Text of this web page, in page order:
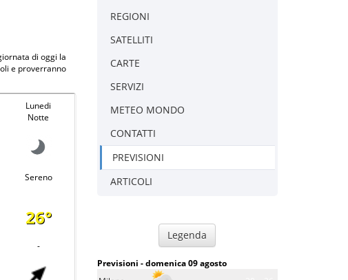
REGIONI
SATELLITI
CARTE
SERVIZI
METEO MONDO
CONTATTI
PREVISIONI
ARTICOLI
Legenda
Previsioni - domenica 09 agosto
di oggi la
e proverranno
Lunedi
Notte
Sereno
26°
-